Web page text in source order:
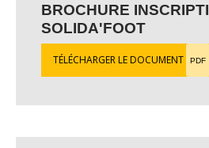
BROCHURE
SOLIDA'FOOT
TÉLÉCHARGER LE DOCUMENT PDF